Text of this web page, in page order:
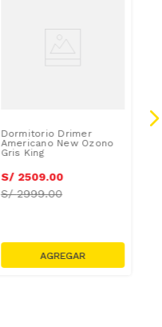
Dormitorio Drimer
Americano New Ozono
Gris King
S/ 2509.00
S/2999.00